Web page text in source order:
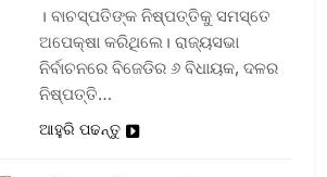
। ବାଚସ୍ପତିଙ୍କ ନିଷ୍ପତ୍ତିକୁ ସମସ୍ତେ
ଅପେକ୍ଷା କରିଥିଲେ। ରାଜ୍ୟସଭା
ନିର୍ବାଚନରେ ବିଜେଡିର ୬ ବିଧାୟକ, ଦଳର
ନିଷ୍ପତ୍ତି…
ଆହୁରି ପଢନ୍ତୁ